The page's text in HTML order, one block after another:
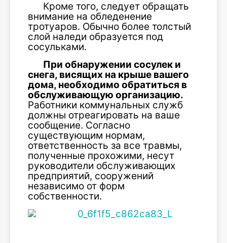
Кроме того, следует обращать
внимание на обледенение
тротуаров. Обычно более толстый
слой наледи образуется под
сосульками.
При обнаружении сосулек и
снега, висящих на крыше вашего
дома, необходимо обратиться в
обслуживающую организацию.
Работники коммунальных служб
должны отреагировать на ваше
сообщение. Согласно
существующим нормам,
ответственность за все травмы,
полученные прохожими, несут
руководители обслуживающих
предприятий, сооружений
независимо от форм
собственности.